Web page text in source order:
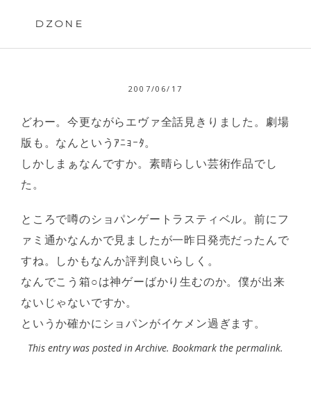
DZONE
2007/06/17
どわー。今更ながらエヴァ全話見きりました。劇場
版も。なんというｱﾆｮｰﾀ。
しかしまぁなんですか。素晴らしい芸術作品でし
た。
ところで噂のショパンゲートラスティベル。前にフ
ァミ通かなんかで見ましたが一昨日発売だったんで
すね。しかもなんか評判良いらしく。
なんでこう箱○は神ゲーばかり生むのか。僕が出来
ないじゃないですか。
というか確かにショパンがイケメン過ぎます。
This entry was posted inArchive. Bookmark the permalink.